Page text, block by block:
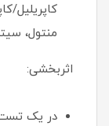
کاپریلیل/
منتول،
اثربخشی: